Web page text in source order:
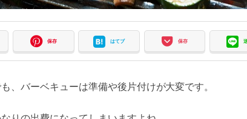
保存 はてブ 保存
、バーベキューは準備や後片付けが大変です。